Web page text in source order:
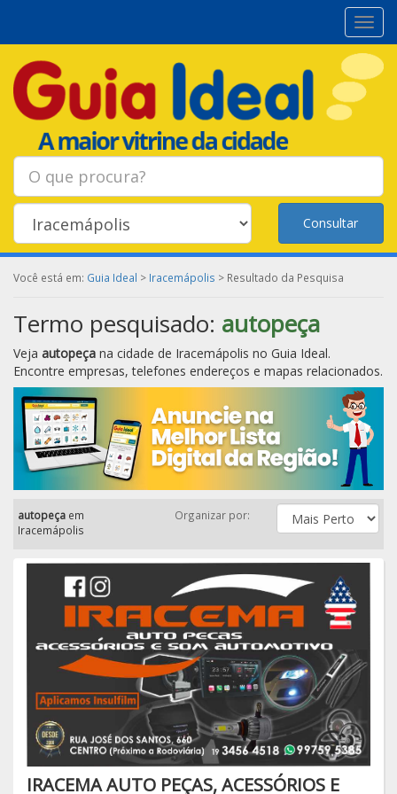
Consultar
Você está em: Guia Ideal > Iracemápolis > Resultado da Pesquisa
Termo pesquisado: autopeça
Veja autopeça na cidade de Iracemápolis no Guia Ideal.
Encontre empresas, telefones endereços e mapas relacionados.
autopeça em
Iracemápolis
Organizar por:
IRACEMA AUTO PEÇAS, ACESSÓRIOS E